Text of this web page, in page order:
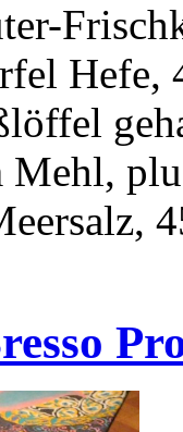
Mehl,